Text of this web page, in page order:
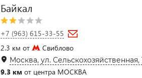
Байкал
+7 (963) 615-33-55
2.3 км от
Свиблово
Москва, ул. Сельскохозяйственная,
9.3 км от центра МОСКВА